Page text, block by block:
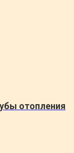
отопления